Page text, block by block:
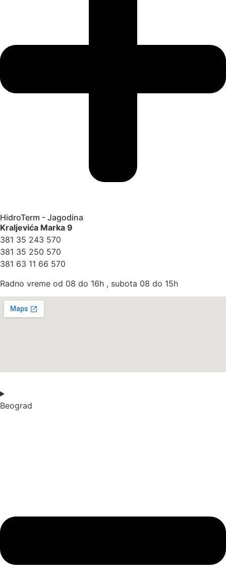
HidroTerm - Jagodina
Kraljevića Marka 9
381 35 243 570
381 35 250 570
381 63 11 66 570
Radno vreme od 08 do 16h , subota 08 do 15h
Beograd